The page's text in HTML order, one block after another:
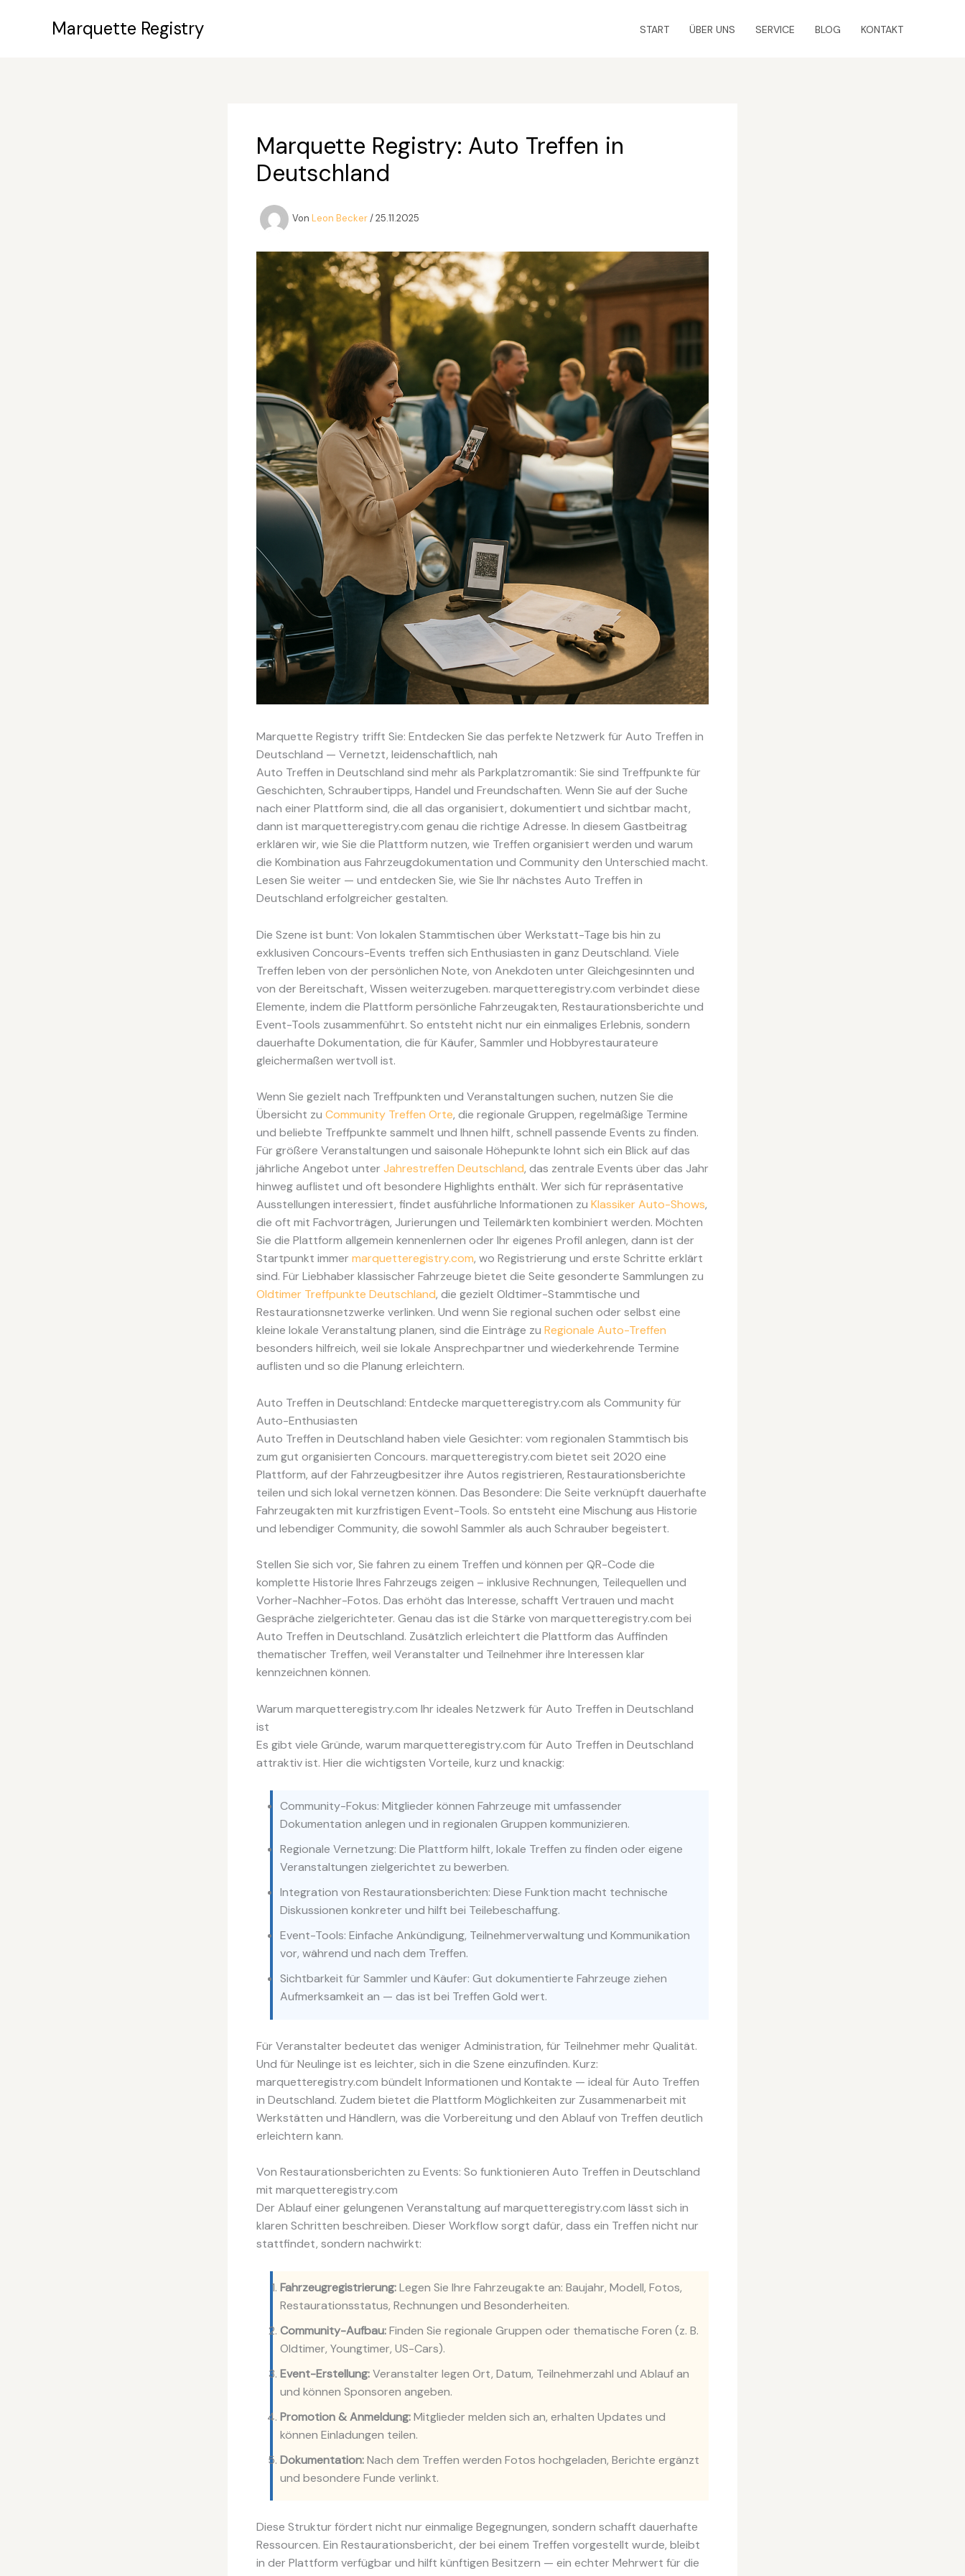
Marquette Registry START ÜBER UNS SERVICE BLOG KONTAKT
Marquette Registry: Auto Treffen in
Deutschland
Von Leon Becker/25.11.2025
Marquette Registry trifft Sie: Entdecken Sie das perfekte Netzwerk für Auto Treffen in
Deutschland — Vernetzt, leidenschaftlich, nah
Auto Treffen in Deutschland sind mehr als Parkplatzromantik: Sie sind Treffpunkte für
Geschichten, Schraubertipps, Handel und Freundschaften. Wenn Sie auf der Suche
nach einer Plattform sind, die all das organisiert, dokumentiert und sichtbar macht,
dann ist marquetteregistry.com genau die richtige Adresse. In diesem Gastbeitrag
erklären wir, wie Sie die Plattform nutzen, wie Treffen organisiert werden und warum
die Kombination aus Fahrzeugdokumentation und Community den Unterschied macht.
Lesen Sie weiter — und entdecken Sie, wie Sie Ihr nächstes Auto Treffen in
Deutschland erfolgreicher gestalten.
Die Szene ist bunt: Von lokalen Stammtischen über Werkstatt-Tage bis hin zu
exklusiven Concours-Events treffen sich Enthusiasten in ganz Deutschland. Viele
Treffen leben von der persönlichen Note, von Anekdoten unter Gleichgesinnten und
von der Bereitschaft, Wissen weiterzugeben. marquetteregistry.com verbindet diese
Elemente, indem die Plattform persönliche Fahrzeugakten, Restaurationsberichte und
Event-Tools zusammenführt. So entsteht nicht nur ein einmaliges Erlebnis, sondern
dauerhafte Dokumentation, die für Käufer, Sammler und Hobbyrestaurateure
gleichermaßen wertvoll ist.
Wenn Sie gezielt nach Treffpunkten und Veranstaltungen suchen, nutzen Sie die
Übersicht zu Community Treffen Orte, die regionale Gruppen, regelmäßige Termine
und beliebte Treffpunkte sammelt und Ihnen hilft, schnell passende Events zu finden.
Für größere Veranstaltungen und saisonale Höhepunkte lohnt sich ein Blick auf das
jährliche Angebot unterJahrestreffen Deutschland, das zentrale Events über das Jahr
hinweg auflistet und oft besondere Highlights enthält. Wer sich für repräsentative
Ausstellungen interessiert, findet ausführliche Informationen zu Klassiker Auto-Shows,
die oft mit Fachvorträgen, Jurierungen und Teilemärkten kombiniert werden. Möchten
Sie die Plattform allgemein kennenlernen oder Ihr eigenes Profil anlegen, dann ist der
Startpunkt immermarquetteregistry.com, wo Registrierung und erste Schritte erklärt
sind. Für Liebhaber klassischer Fahrzeuge bietet die Seite gesonderte Sammlungen zu
Oldtimer Treffpunkte Deutschland, die gezielt Oldtimer-Stammtische und
Restaurationsnetzwerke verlinken. Und wenn Sie regional suchen oder selbst eine
kleine lokale Veranstaltung planen, sind die Einträge zu Regionale Auto-Treffen
besonders hilfreich, weil sie lokale Ansprechpartner und wiederkehrende Termine
auflisten und so die Planung erleichtern.
Auto Treffen in Deutschland: Entdecke marquetteregistry.com als Community für
Auto-Enthusiasten
Auto Treffen in Deutschland haben viele Gesichter: vom regionalen Stammtisch bis
zum gut organisierten Concours. marquetteregistry.com bietet seit 2020 eine
Plattform, auf der Fahrzeugbesitzer ihre Autos registrieren, Restaurationsberichte
teilen und sich lokal vernetzen können. Das Besondere: Die Seite verknüpft dauerhafte
Fahrzeugakten mit kurzfristigen Event-Tools. So entsteht eine Mischung aus Historie
und lebendiger Community, die sowohl Sammler als auch Schrauber begeistert.
Stellen Sie sich vor, Sie fahren zu einem Treffen und können per QR-Code die
komplette Historie Ihres Fahrzeugs zeigen – inklusive Rechnungen, Teilequellen und
Vorher-Nachher-Fotos. Das erhöht das Interesse, schafft Vertrauen und macht
Gespräche zielgerichteter. Genau das ist die Stärke von marquetteregistry.com bei
Auto Treffen in Deutschland. Zusätzlich erleichtert die Plattform das Auffinden
thematischer Treffen, weil Veranstalter und Teilnehmer ihre Interessen klar
kennzeichnen können.
Warum marquetteregistry.com Ihr ideales Netzwerk für Auto Treffen in Deutschland
ist
Es gibt viele Gründe, warum marquetteregistry.com für Auto Treffen in Deutschland
attraktiv ist. Hier die wichtigsten Vorteile, kurz und knackig:
Community-Fokus: Mitglieder können Fahrzeuge mit umfassender
Dokumentation anlegen und in regionalen Gruppen kommunizieren.
Regionale Vernetzung: Die Plattform hilft, lokale Treffen zu finden oder eigene
Veranstaltungen zielgerichtet zu bewerben.
Integration von Restaurationsberichten: Diese Funktion macht technische
Diskussionen konkreter und hilft bei Teilebeschaffung.
Event-Tools: Einfache Ankündigung, Teilnehmerverwaltung und Kommunikation
vor, während und nach dem Treffen.
Sichtbarkeit für Sammler und Käufer: Gut dokumentierte Fahrzeuge ziehen
Aufmerksamkeit an — das ist bei Treffen Gold wert.
Für Veranstalter bedeutet das weniger Administration, für Teilnehmer mehr Qualität.
Und für Neulinge ist es leichter, sich in die Szene einzufinden. Kurz:
marquetteregistry.com bündelt Informationen und Kontakte — ideal für Auto Treffen
in Deutschland. Zudem bietet die Plattform Möglichkeiten zur Zusammenarbeit mit
Werkstätten und Händlern, was die Vorbereitung und den Ablauf von Treffen deutlich
erleichtern kann.
Von Restaurationsberichten zu Events: So funktionieren Auto Treffen in Deutschland
mit marquetteregistry.com
Der Ablauf einer gelungenen Veranstaltung auf marquetteregistry.com lässt sich in
klaren Schritten beschreiben. Dieser Workflow sorgt dafür, dass ein Treffen nicht nur
stattfindet, sondern nachwirkt:
Fahrzeugregistrierung:Legen Sie Ihre Fahrzeugakte an: Baujahr, Modell, Fotos,
Restaurationsstatus, Rechnungen und Besonderheiten.
Community-Aufbau:Finden Sie regionale Gruppen oder thematische Foren (z. B.
Oldtimer, Youngtimer, US-Cars).
Event-Erstellung:Veranstalter legen Ort, Datum, Teilnehmerzahl und Ablauf an
und können Sponsoren angeben.
Promotion & Anmeldung:Mitglieder melden sich an, erhalten Updates und
können Einladungen teilen.
Dokumentation:Nach dem Treffen werden Fotos hochgeladen, Berichte ergänzt
und besondere Funde verlinkt.
Diese Struktur fördert nicht nur einmalige Begegnungen, sondern schafft dauerhafte
Ressourcen. Ein Restaurationsbericht, der bei einem Treffen vorgestellt wurde, bleibt
in der Plattform verfügbar und hilft künftigen Besitzern — ein echter Mehrwert für die